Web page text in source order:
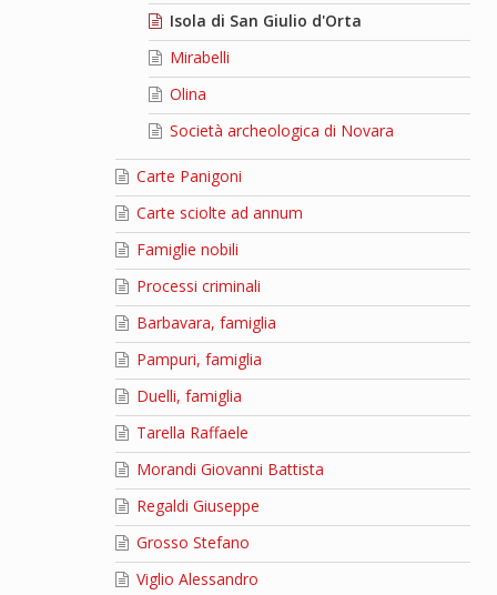
Isola di San Giulio d'Orta
Mirabelli
Olina
Società archeologica di Novara
Carte Panigoni
Carte sciolte ad annum
Famiglie nobili
Processi criminali
Barbavara, famiglia
Pampuri, famiglia
Duelli, famiglia
Tarella Raffaele
Morandi Giovanni Battista
Regaldi Giuseppe
Grosso Stefano
Viglio Alessandro